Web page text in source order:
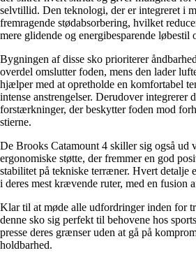
selvtillid. Den teknologi, der er integreret i
fremragende stødabsorbering, hvilket
mere glidende og energibesparende løbestil
Bygningen af disse sko prioriterer
overdel omslutter foden, mens den lader
hjælper med at opretholde en komfortabel
intense anstrengelser. Derudover integrerer
forstærkninger, der beskytter foden mod
stierne.
De Brooks Catamount 4 skiller sig også ud
ergonomiske støtte, der fremmer en god
stabilitet på tekniske terræner. Hvert detalje
i deres mest krævende ruter, med en fusion
Klar til at møde alle udfordringer inden for
denne sko sig perfekt til behovene hos
presse deres grænser uden at gå på
holdbarhed.